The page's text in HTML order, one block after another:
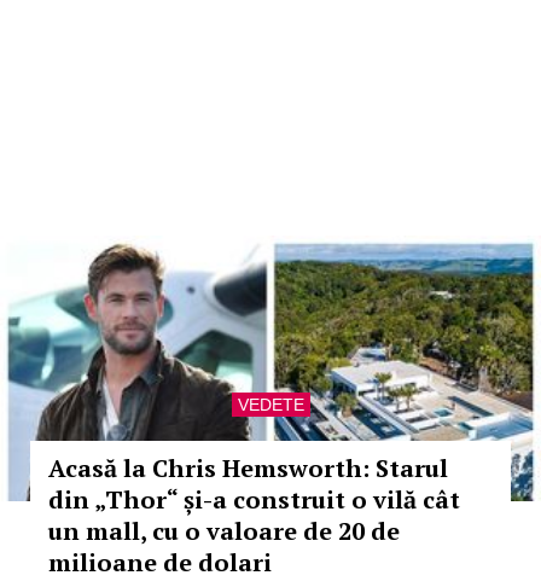
VEDETE
Acasă la Chris Hemsworth: Starul
din „Thor“ și-a construit o vilă cât
un mall, cu o valoare de 20 de
milioane de dolari